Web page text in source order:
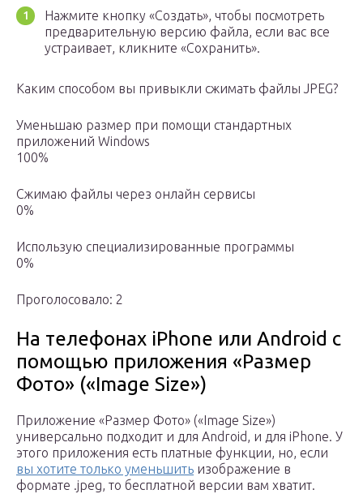
Нажмите кнопку «Создать», чтобы посмотреть
предварительную версию файла, если вас все
устраивает, кликните «Сохранить».
Каким способом вы привыкли сжимать файлы JPEG?
Уменьшаю размер при помощи стандартных
приложений Windows
100%
Сжимаю файлы через онлайн сервисы
0%
Использую специализированные программы
0%
Проголосовало: 2
На телефонах iPhone или Android с
помощью приложения «Размер
Фото» («Image Size»)
Приложение «Размер Фото» («Image Size»)
универсально подходит и для Android, и для iPhone. У
этого приложения есть платные функции, но, если
вы хотите только уменьшить изображение в
формате .jpeg, то бесплатной версии вам хватит.